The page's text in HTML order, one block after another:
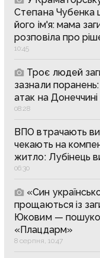
Степана Чубенка
його ім'я: мама
розповіла про
10:45
Троє людей
зазнали поранень:
атак на Донеччині
08:28
ВПО втрачають
чекають на
житло: Лубінець
06:30
«Син
прощаються із
Юковим —
«Плацдарм»
8 серпня, 10:47